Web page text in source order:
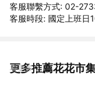
客服聯繫方式: 02-
客服時段: 國定上班日
更多推薦花花市
看更多